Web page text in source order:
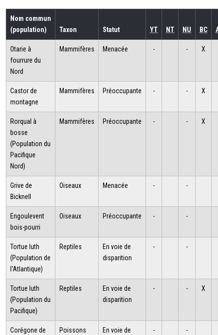
Nom commun
(population)
Taxon Statut YT NT NU BC
Otarie à
fourrure du
Nord
Mammifères Menacée - - X
Castor de
montagne
Mammifères Préoccupante - - X
Rorqual à
bosse
(Population du
Pacifique
Nord)
Mammifères Préoccupante - - X
Grive de
Bicknell
Oiseaux Menacée - -
Engoulevent
bois-pourri
Oiseaux Préoccupante - -
Tortue luth
(Population de
l'Atlantique)
Reptiles
En voie de
disparition
- -
Tortue luth
(Population du
Pacifique)
Reptiles
En voie de
disparition
- - X
Corégone de
Poissons
En voie de
- -